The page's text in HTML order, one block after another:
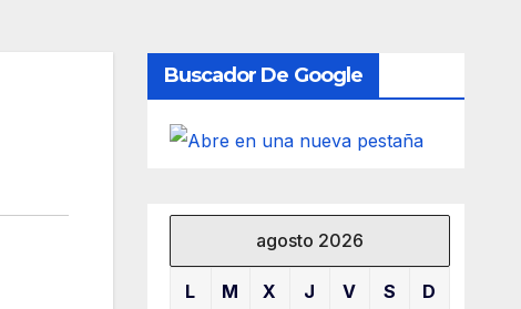
Buscador De Google
agosto 2026
L M X J V S D